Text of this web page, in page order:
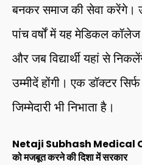
बनकर समाज की सेवा करेंगे।
पांच वर्षों में यह मेडिकल कॉलेज
और जब विद्यार्थी यहां से
उम्मीदें होंगी। एक डॉक्टर
जिम्मेदारी भी निभाता है।
Netaji Subhash Medical
को मजबूत करने की दिशा में सरकार